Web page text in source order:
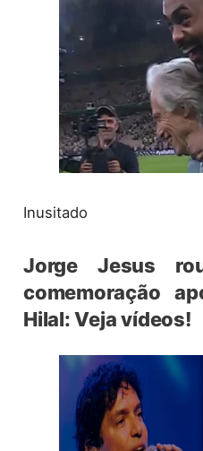
Inusitado
Jorge Jesus
comemoração
Hilal: Veja vídeos!